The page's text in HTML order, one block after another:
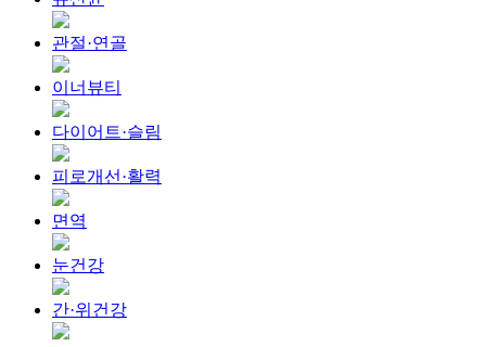
관절·연골
이너뷰티
다이어트·슬림
피로개선·활력
면역
눈건강
간·위건강